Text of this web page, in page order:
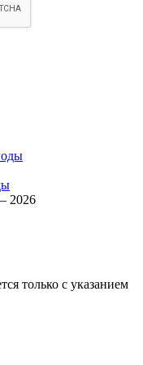
2026
только с указанием